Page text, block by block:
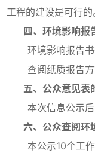
工程的建设是可行的
四、环境影响报
环境影响报告书
查阅纸质报告方
五、公众意见表
本次信息公示后
六、公众查阅环
本公示10个工作